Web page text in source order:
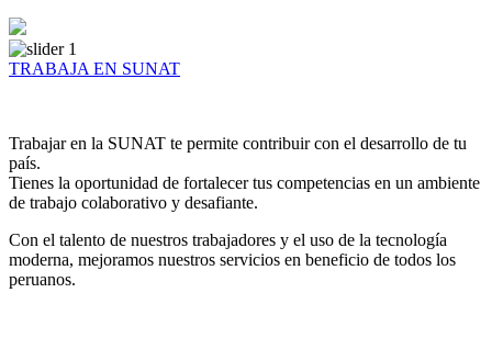
TRABAJA EN SUNAT
Trabajar en la SUNAT te permite contribuir con el desarrollo de tu
país.
Tienes la oportunidad de fortalecer tus competencias en un ambiente
de trabajo colaborativo y desafiante.
Con el talento de nuestros trabajadores y el uso de la tecnología
moderna, mejoramos nuestros servicios en beneficio de todos los
peruanos.